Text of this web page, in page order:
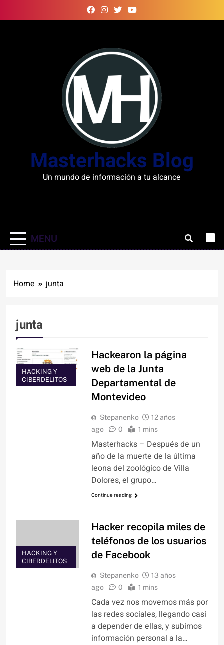
to
Masterhacks Blog
Un mundo de información a tu alcance
MENU
Home junta
junta
HACKING Y
CIBERDELITOS
Hackearon la página
web de la Junta
Departamental de
Montevideo
Stepanenko
12 años
ago
0 1 mins
Masterhacks – Después de un
año de la muerte de la última
leona del zoológico de Villa
Dolores, el grupo…
Continue reading
HACKING Y
CIBERDELITOS
Hacker recopila miles de
teléfonos de los usuarios
de Facebook
Stepanenko
13 años
ago
0 1 mins
Cada vez nos movemos más por
las redes sociales, llegando casi
a depender de ellas, y subimos
información personal a la…